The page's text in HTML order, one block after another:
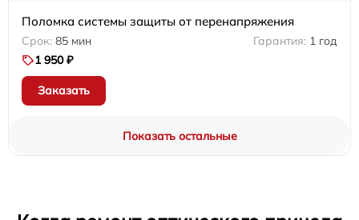
Поломка системы защиты от перенапряжения
85 мин
1 год
1 950 ₽
Заказать
Показать остальные